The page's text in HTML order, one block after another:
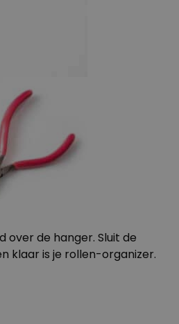
over de hanger. Sluit de
klaar is je rollen-organizer.